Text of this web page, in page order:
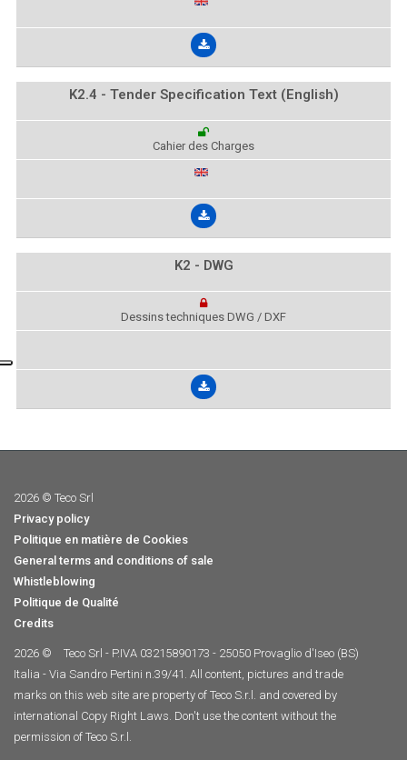
K2.4 - Tender Specification Text (English)
Cahier des Charges
K2 - DWG
Dessins techniques DWG / DXF
2026 © Teco Srl
Privacy policy
Politique en matière de Cookies
General terms and conditions of sale
Whistleblowing
Politique de Qualité
Credits
2026 ©
Teco Srl - P.IVA 03215890173 - 25050 Provaglio d'Iseo (BS)
Italia - Via Sandro Pertini n.39/41. All content, pictures and trade
marks on this web site are property of Teco S.r.l. and covered by
international Copy Right Laws. Don't use the content without the
permission of Teco S.r.l.